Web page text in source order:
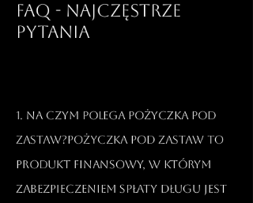
FAQ - NAJCZĘSTRZE
PYTANIA
1. Na czym polega pożyczka pod
zastaw?Pożyczka pod zastaw to
produkt finansowy, w którym
zabezpieczeniem spłaty długu jest